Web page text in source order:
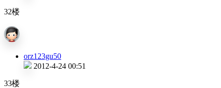
32楼
orz123gu50
2012-4-24 00:51
33楼